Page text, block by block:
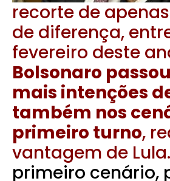
recorte de
de diferença,
fevereiro deste
Bolsonaro
mais intenções
também nos
primeiro turno,
vantagem de Lula.
primeiro cenário,